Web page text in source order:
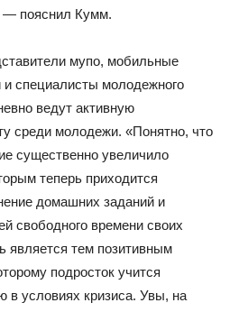
— пояснил Кумм.
мупо, мобильные
специалисты молодежного
ведут активную
среди молодежи. «Понятно, что
существенно увеличило
теперь приходится
домашних заданий и
свободного времени своих
является тем позитивным
подросток учится
в условиях кризиса. Увы, на